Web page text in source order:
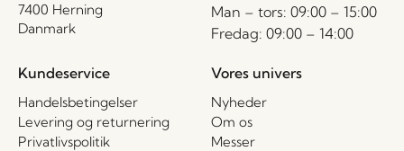
7400 Herning
Danmark
Man – tors: 09:00 – 15:00
Fredag: 09:00 – 14:00
Kundeservice
Handelsbetingelser
Levering og returnering
Privatlivspolitik
Vores univers
Nyheder
Om os
Messer